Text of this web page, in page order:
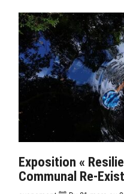
Exposition «
Communal Re-